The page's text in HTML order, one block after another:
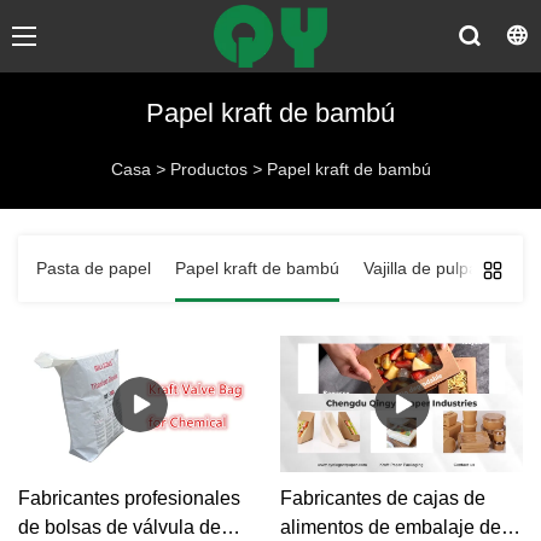
Papel kraft de bambú
Casa > Productos > Papel kraft de bambú
Pasta de papel Papel kraft de bambú Vajilla de pulpa de
Fabricantes profesionales
de bolsas de válvula de
Fabricantes de cajas de
alimentos de embalaje de